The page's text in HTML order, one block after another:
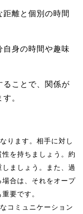
距離と個別の時間
自身の時間や趣味
ることで、関係が
。
ります。相手に対し
を持ちましょう。約
ましょう。また、過
合は、それをオープ
要です。
コミュニケーション